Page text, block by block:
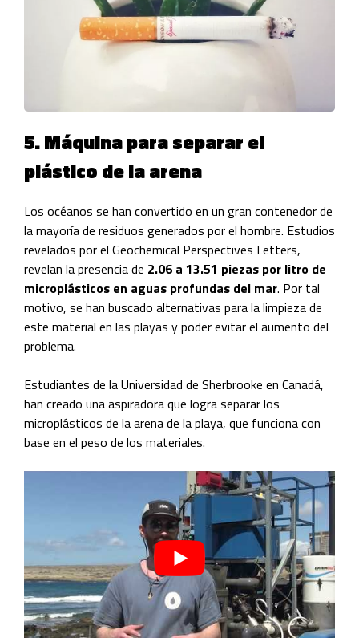
5. Máquina para separar el
plástico de la arena
Los océanos se han convertido en un gran contenedor de
la mayoría de residuos generados por el hombre. Estudios
revelados por el Geochemical Perspectives Letters,
revelan la presencia de 2.06 a 13.51 piezas por litro de
microplásticos en aguas profundas del mar. Por tal
motivo, se han buscado alternativas para la limpieza de
este material en las playas y poder evitar el aumento del
problema.
Estudiantes de la Universidad de Sherbrooke en Canadá,
han creado una aspiradora que logra separar los
microplásticos de la arena de la playa, que funciona con
base en el peso de los materiales.